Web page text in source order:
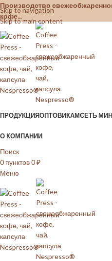
Skip to navigation
Skip to main content
Производство
кофе...
ПРОДУКЦИЯОПТОВИКАМСЕТЬ
О КОМПАНИИ
Поиск
0 пунктов0₽
Меню